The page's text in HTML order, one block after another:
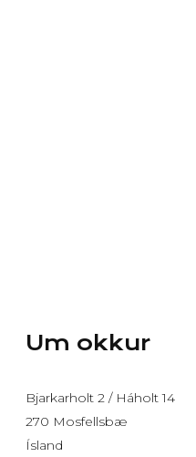
Um okkur
Bjarkarholt 2 / Háholt 14
270 Mosfellsbæ
Ísland